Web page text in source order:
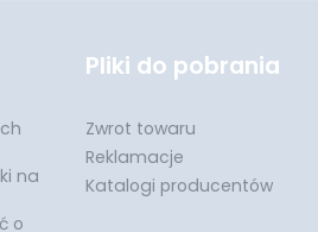
na
o
Pliki do pobrania
Zwrot towaru
Reklamacje
Katalogi producentów